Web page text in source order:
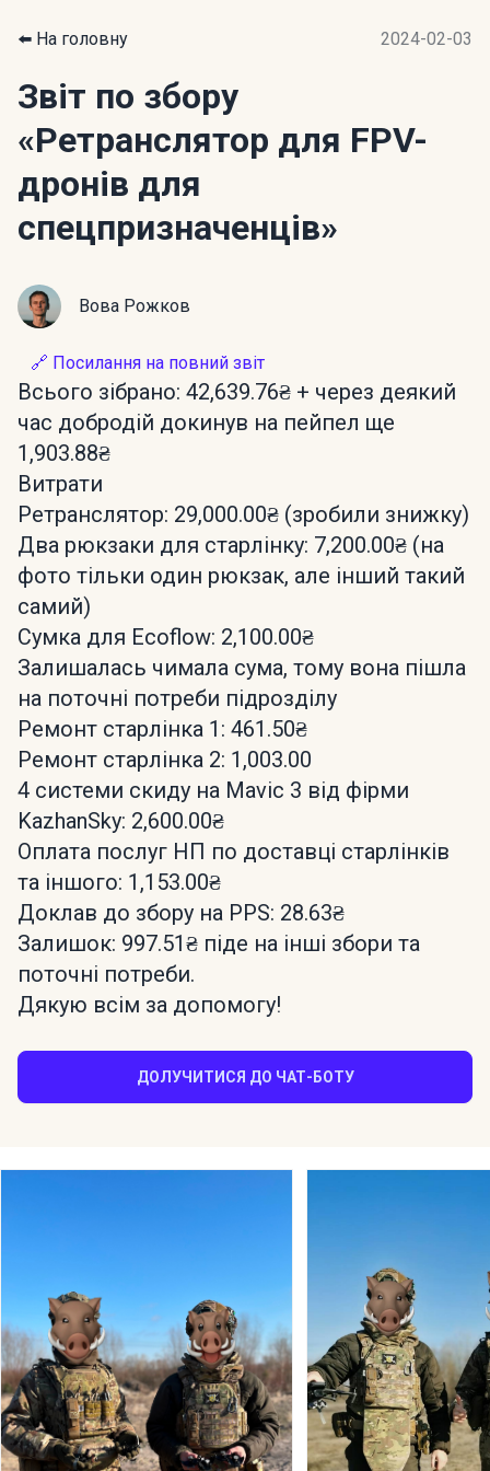
⬅️ На головну 2024-02-03
Звіт по збору
«Ретранслятор для FPV-
дронів для
спецпризначенців»
Вова Рожков
🔗 Посилання на повний звіт
Всього зібрано: 42,639.76₴ + через деякий
час добродій докинув на пейпел ще
1,903.88₴
Витрати
Ретранслятор: 29,000.00₴ (зробили знижку)
Два рюкзаки для старлінку: 7,200.00₴ (на
фото тільки один рюкзак, але інший такий
самий)
Сумка для Ecoflow: 2,100.00₴
Залишалась чимала сума, тому вона пішла
на поточні потреби підрозділу
Ремонт старлінка 1: 461.50₴
Ремонт старлінка 2: 1,003.00
4 системи скиду на Mavic 3 від фірми
KazhanSky: 2,600.00₴
Оплата послуг НП по доставці старлінків
та іншого: 1,153.00₴
Доклав до збору на PPS: 28.63₴
Залишок: 997.51₴ піде на інші збори та
поточні потреби.
Дякую всім за допомогу!
ДОЛУЧИТИСЯ ДО ЧАТ-БОТУ